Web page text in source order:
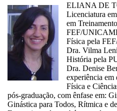
ELIANA DE
Licenciatura
em
FEF/
Física pela
Dra. Vilma
História pela
Dra. Denise
experiência em
Física e
pós-graduação, com ênfase em:
Ginástica para Todos, Rítmica e